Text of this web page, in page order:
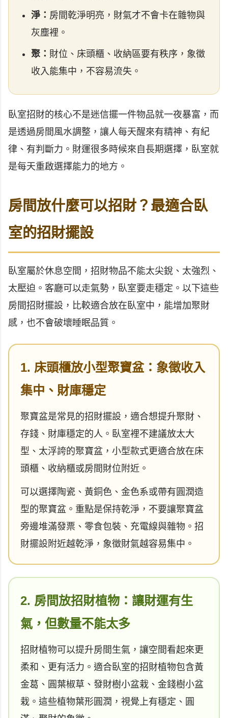
淨： 房間乾淨明亮，財氣才不會卡在雜物與
灰塵裡。
聚： 財位、床頭櫃、收納區要有秩序，象徵
收入能集中，不容易流失。
臥室招財的核心不是迷信擺一件物品就一夜暴富，而
是透過房間風水調整，讓人每天醒來有精神、有紀
律、有判斷力。財運很多時候來自長期選擇，臥室就
是每天重啟選擇能力的地方。
房間放什麼可以招財？最適合臥
室的招財擺設
臥室屬於休息空間，招財物品不能太尖銳、太強烈、
太壓迫。客廳可以走氣勢，臥室要走穩定。以下這些
房間招財擺設，比較適合放在臥室中，能增加聚財
感，也不會破壞睡眠品質。
1. 床頭櫃放小型聚寶盆：象徵收入
集中、財庫穩定
聚寶盆是常見的招財擺設，適合想提升聚財、
存錢、財庫穩定的人。臥室裡不建議放太大
型、太浮誇的聚寶盆，小型款式更適合放在床
頭櫃、收納櫃或房間財位附近。
可以選擇陶瓷、黃銅色、金色系或帶有圓潤造
型的聚寶盆。重點是保持乾淨，不要讓聚寶盆
旁邊堆滿發票、零食包裝、充電線與雜物。招
財擺設附近越乾淨，象徵財氣越容易集中。
2. 房間放招財植物：讓財運有生
氣，但數量不能太多
招財植物可以提升房間生氣，讓空間看起來更
柔和、更有活力。適合臥室的招財植物包含黃
金葛、圓葉椒草、發財樹小盆栽、金錢樹小盆
栽。這些植物葉形圓潤，視覺上有穩定、圓